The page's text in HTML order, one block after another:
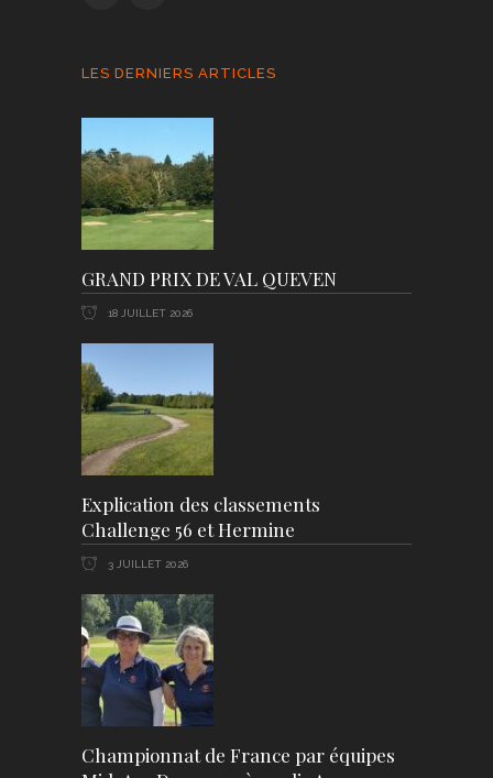
LES DERNIERS ARTICLES
GRAND PRIX DE VAL QUEVEN
18 JUILLET 2026
Explication des classements
Challenge 56 et Hermine
3 JUILLET 2026
Championnat de France par équipes